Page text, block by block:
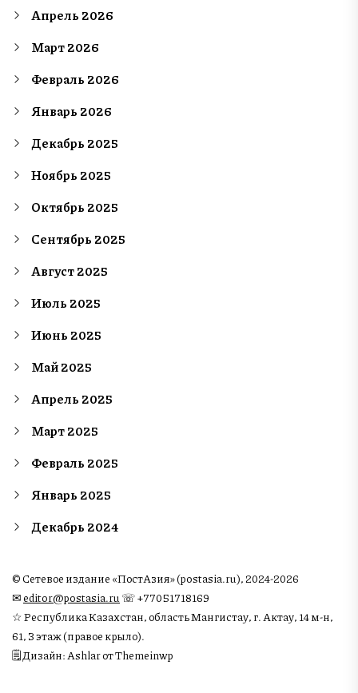
Апрель 2026
Март 2026
Февраль 2026
Январь 2026
Декабрь 2025
Ноябрь 2025
Октябрь 2025
Сентябрь 2025
Август 2025
Июль 2025
Июнь 2025
Май 2025
Апрель 2025
Март 2025
Февраль 2025
Январь 2025
Декабрь 2024
© Сетевое издание «ПостАзия» (postasia.ru), 2024-2026
✉︎editor@postasia.ru ☏ +77051718169
☆ Республика Казахстан, область Мангистау, г. Актау, 14 м-н,
61, 3 этаж (правое крыло).
🗒 Дизайн: Ashlar от Themeinwp